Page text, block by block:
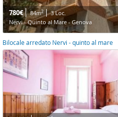
780€ 84m2
3 Loc.
Nervi - Quinto al Mare - Genova
Bilocale arredato Nervi - quinto al mare